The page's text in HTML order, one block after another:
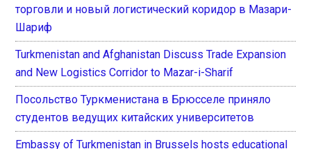
торговли и новый логистический коридор в Мазари-
Шариф
Turkmenistan and Afghanistan Discuss Trade Expansion
and New Logistics Corridor to Mazar-i-Sharif
Посольство Туркменистана в Брюсселе приняло
студентов ведущих китайских университетов
Embassy of Turkmenistan in Brussels hosts educational